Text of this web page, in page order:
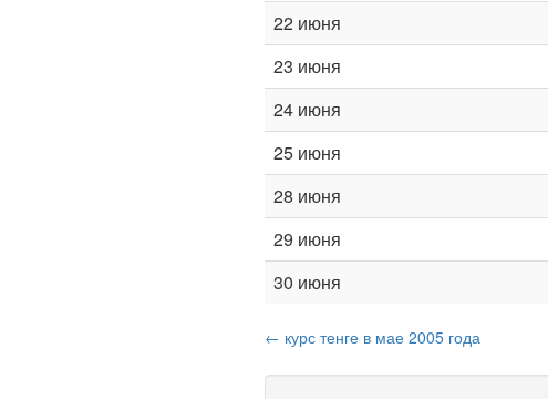
22 июня
23 июня
24 июня
25 июня
28 июня
29 июня
30 июня
← курс тенге в мае 2005 года